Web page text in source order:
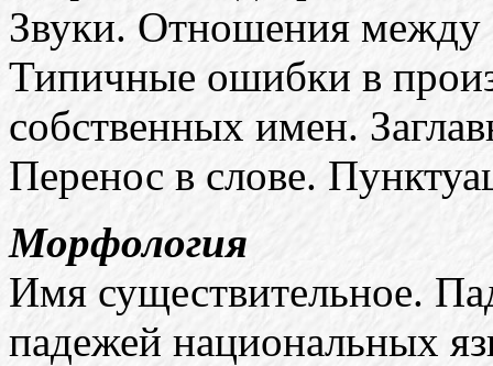
Звуки. Отношения между
Типичные ошибки в
собственных имен.
Перенос в слове.
Морфология
Имя существительное.
падежей национальных